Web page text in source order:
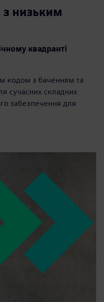
з низьким
квадранті
кодом з баченням та
сучасних складних
забезпечення для